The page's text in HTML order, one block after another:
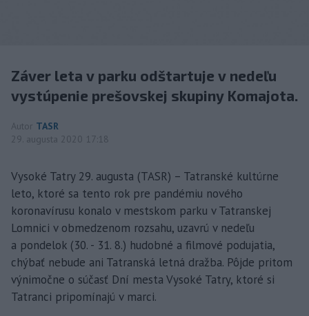
Záver leta v parku odštartuje v nedeľu
vystúpenie prešovskej skupiny Komajota.
Autor TASR
29. augusta 2020 17:18
Vysoké Tatry 29. augusta (TASR) – Tatranské kultúrne
leto, ktoré sa tento rok pre pandémiu nového
koronavírusu konalo v mestskom parku v Tatranskej
Lomnici v obmedzenom rozsahu, uzavrú v nedeľu
a pondelok (30. - 31. 8.) hudobné a filmové podujatia,
chýbať nebude ani Tatranská letná dražba. Pôjde pritom
výnimočne o súčasť Dní mesta Vysoké Tatry, ktoré si
Tatranci pripomínajú v marci.